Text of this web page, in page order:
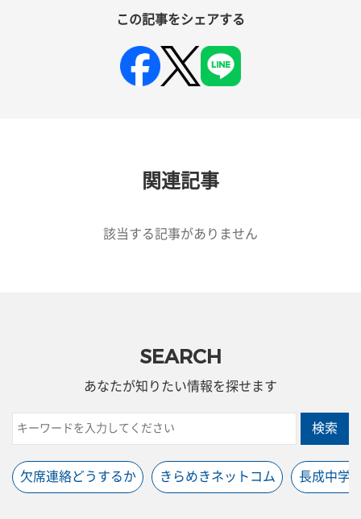
この記事をシェアする
関連記事
該当する記事がありません
SEARCH
あなたが知りたい情報を探せます
検索
欠席連絡どうするか きらめきネットコム 長成中学